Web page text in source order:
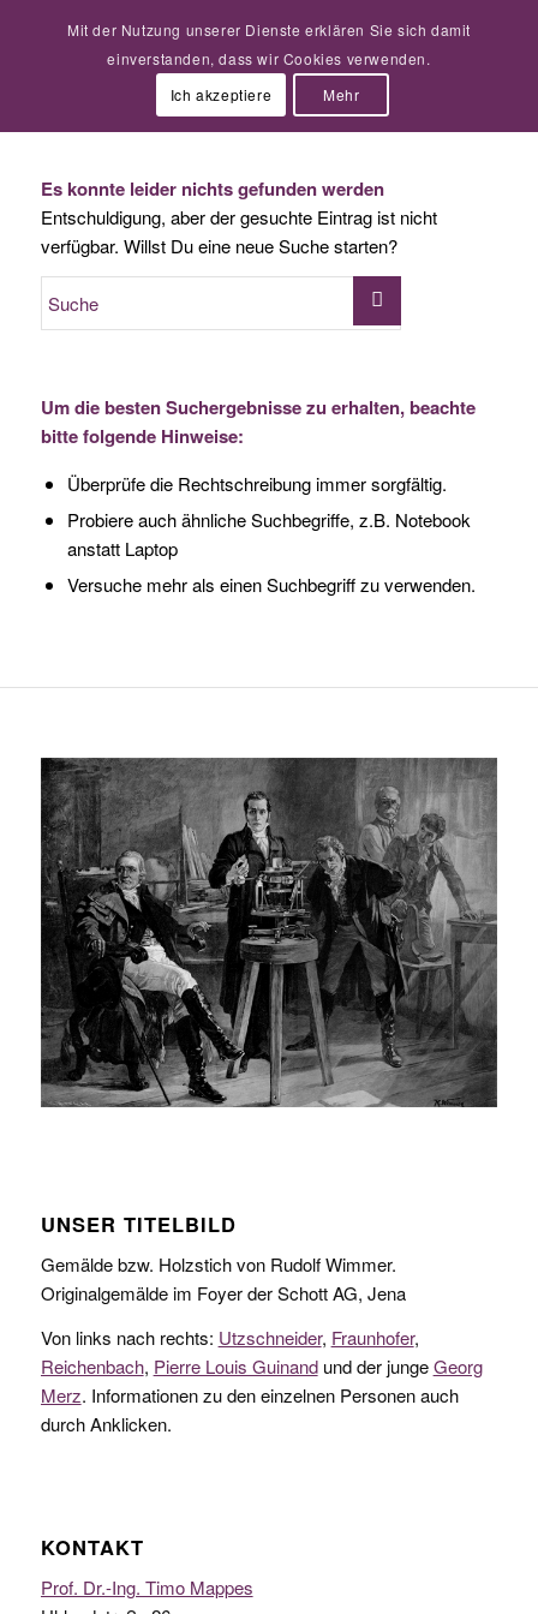
Es konnte leider nichts gefunden werden
Entschuldigung, aber der gesuchte Eintrag ist nicht
verfügbar. Willst Du eine neue Suche starten?
Um die besten Suchergebnisse zu erhalten, beachte
bitte folgende Hinweise:
Überprüfe die Rechtschreibung immer sorgfältig.
Probiere auch ähnliche Suchbegriffe, z.B. Notebook
anstatt Laptop
Versuche mehr als einen Suchbegriff zu verwenden.
UNSER TITELBILD
Gemälde bzw. Holzstich von Rudolf Wimmer.
Originalgemälde im Foyer der Schott AG, Jena
Von links nach rechts: Utzschneider, Fraunhofer,
Reichenbach, Pierre Louis Guinandund der jungeGeorg
Merz. Informationen zu den einzelnen Personen auch
durch Anklicken.
KONTAKT
Prof. Dr.-Ing. Timo Mappes
Mit der Nutzung unserer Dienste erklären Sie sich damit
einverstanden, dass wir Cookies verwenden.
Ich akzeptiere
Mehr